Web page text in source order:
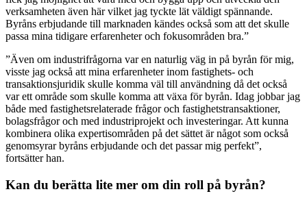
verksamheten även här vilket jag tyckte lät väldigt spännande.
Byråns erbjudande till marknaden kändes också som att det skulle
passa mina tidigare erfarenheter och fokusområden bra.”
”Även om industrifrågorna var en naturlig väg in på byrån för mig,
visste jag också att mina erfarenheter inom fastighets- och
transaktionsjuridik skulle komma väl till användning då det också
var ett område som skulle komma att växa för byrån. Idag jobbar jag
både med fastighetsrelaterade frågor och fastighetstransaktioner,
bolagsfrågor och med industriprojekt och investeringar. Att kunna
kombinera olika expertisområden på det sättet är något som också
genomsyrar byråns erbjudande och det passar mig perfekt”,
fortsätter han.
Kan du berätta lite mer om din roll på byrån?